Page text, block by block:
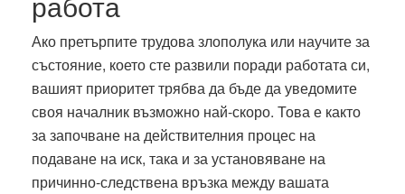
Ако претърпите трудова злополука или научите за
състояние, което сте развили поради работата си,
вашият приоритет трябва да бъде да уведомите
своя началник възможно най-скоро. Това е както
за започване на действителния процес на
подаване на иск, така и за установяване на
причинно-следствена връзка между вашата